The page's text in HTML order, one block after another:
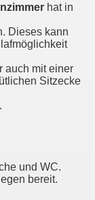
hat in
Dieses kann
auch mit einer
Sitzecke
und WC.
bereit.